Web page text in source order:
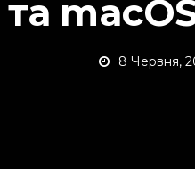
та
8 Червня,